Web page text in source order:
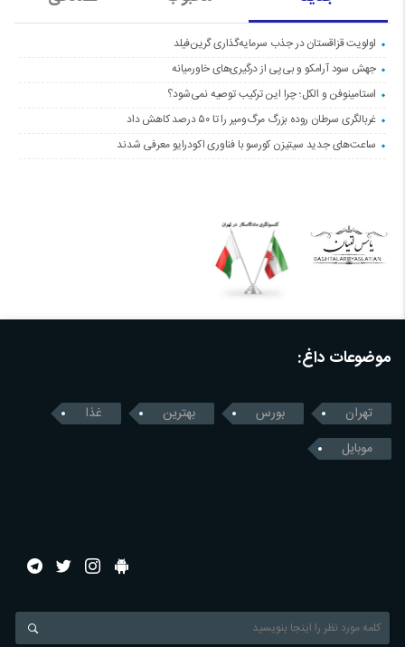
اولویت قزاقستان در جذب سرمایه‌گذاری گرین‌فیلد
جهش سود آرامکو و بی‌پی از درگیری‌های خاورمیانه
استامینوفن و الکل؛ چرا این ترکیب توصیه نمی‌شود؟
غربالگری سرطان روده بزرگ مرگ‌ومیر را تا ۵۰ درصد کاهش داد
ساعت‌های جدید سیتیزن کورسو با فناوری اکودرایو معرفی شدند
موضوعات داغ:
تهران بورس بهترین
غذا
موبایل